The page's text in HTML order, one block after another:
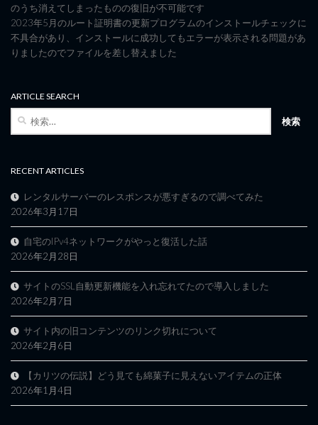
のうち消えてしまったものの復旧が不可能です
2023年5月のルート証明書の更新プログラムのインストールチェックに
不具合があり、インストールに成功してもエラーが表示される問題があ
りましたのでファイルを差し替えました
ARTICLE SEARCH
検
RECENT ARTICLES
レンタルサーバーのレスポンスが悪すぎるので調べてみた
2026年3月17日
自宅のIPv4ネットワークがやっと復活した話
2026年2月28日
サイトのSSL自動更新機能を入れ忘れてたので導入しました
2026年2月7日
サイト内の旧コンテンツのリンク切れについて
2026年2月6日
【カリツの伝説】どう見ても綿菓子に見えないアイテムの正体
2026年1月4日